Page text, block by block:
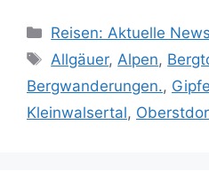
Kategorien
Reisen: Aktuelle News
Schlagwörter
Allgäuer, Alpen,
Bergwanderungen.,
Kleinwalsertal,